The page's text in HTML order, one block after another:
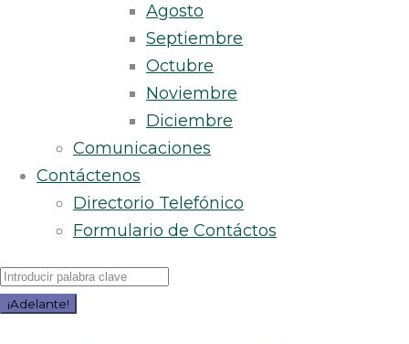
Agosto
Septiembre
Octubre
Noviembre
Diciembre
Comunicaciones
Contáctenos
Directorio Telefónico
Formulario de Contáctos
Buscar
por:
¡Adelante!